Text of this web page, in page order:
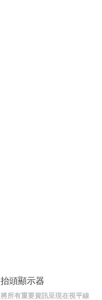
抬頭顯示器
將所有重要資訊呈現在視平線